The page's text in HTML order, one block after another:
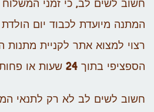
חשוב לשים לב, כי זמני
המתנה מיועדת לכבוד יום
רצוי למצוא אתר לקניית
הספציפי בתוך 24 שעות או פחות).
חשוב לשים לב לא רק לתנאי